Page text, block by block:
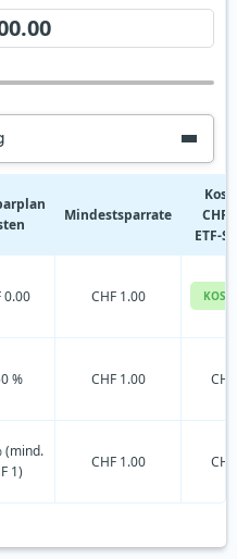
Mindestsparrate
CHF
ETF-
0.00 CHF 1.00
% CHF 1.00
(mind.
1)
CHF 1.00